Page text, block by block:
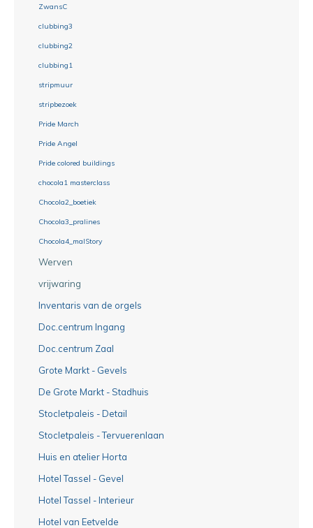
ZwansC
clubbing3
clubbing2
clubbing1
stripmuur
stripbezoek
Pride March
Pride Angel
Pride colored buildings
chocola1 masterclass
Chocola2_boetiek
Chocola3_pralines
Chocola4_malStory
Werven
vrijwaring
Inventaris van de orgels
Doc.centrum Ingang
Doc.centrum Zaal
Grote Markt - Gevels
De Grote Markt - Stadhuis
Stocletpaleis - Detail
Stocletpaleis - Tervuerenlaan
Huis en atelier Horta
Hotel Tassel - Gevel
Hotel Tassel - Interieur
Hotel van Eetvelde